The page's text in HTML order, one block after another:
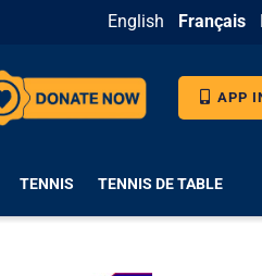
English Français
APP
TENNIS TENNIS DE TABLE